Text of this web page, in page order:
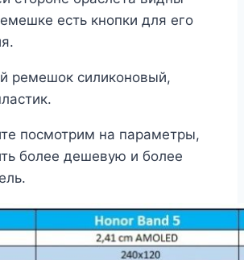
есть кнопки для его
ремешок силиконовый,
посмотрим на параметры,
более дешевую и более